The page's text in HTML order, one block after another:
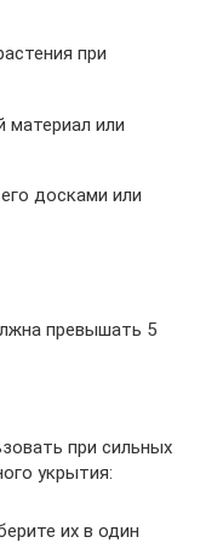
при
или
досками или
превышать 5
при сильных
укрытия:
их в один